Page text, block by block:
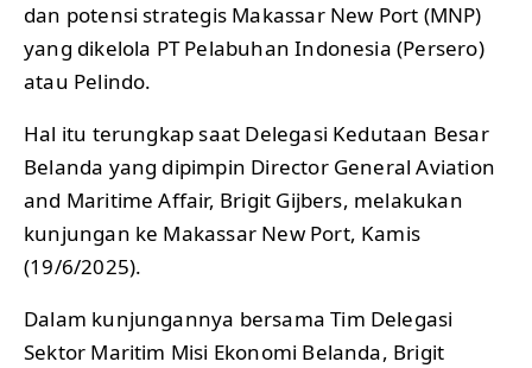
dan potensi strategis Makassar New Port (MNP)
yang dikelola PT Pelabuhan Indonesia (Persero)
atau Pelindo.
Hal itu terungkap saat Delegasi Kedutaan Besar
Belanda yang dipimpin Director General Aviation
and Maritime Affair, Brigit Gijbers, melakukan
kunjungan ke Makassar New Port, Kamis
(19/6/2025).
Dalam kunjungannya bersama Tim Delegasi
Sektor Maritim Misi Ekonomi Belanda, Brigit